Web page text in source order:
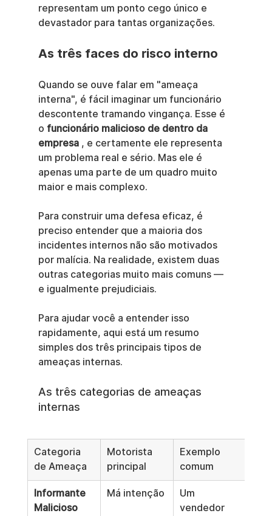
representam um ponto cego único e
devastador para tantas organizações.
As três faces do risco interno
Quando se ouve falar em "ameaça
interna", é fácil imaginar um funcionário
descontente tramando vingança. Esse é
o funcionário malicioso de dentro da
empresa , e certamente ele representa
um problema real e sério. Mas ele é
apenas uma parte de um quadro muito
maior e mais complexo.
Para construir uma defesa eficaz, é
preciso entender que a maioria dos
incidentes internos não são motivados
por malícia. Na realidade, existem duas
outras categorias muito mais comuns —
e igualmente prejudiciais.
Para ajudar você a entender isso
rapidamente, aqui está um resumo
simples dos três principais tipos de
ameaças internas.
As três categorias de ameaças
internas
Categoria
de Ameaça
Motorista
principal
Exemplo
comum
Informante
Malicioso
Má intenção
Um
vendedor